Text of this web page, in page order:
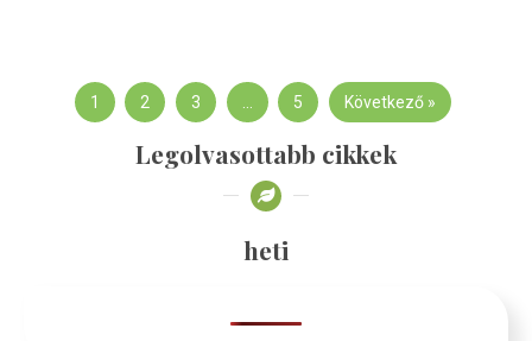
1 2 3 … 5 Következő »
Legolvasottabb cikkek
heti